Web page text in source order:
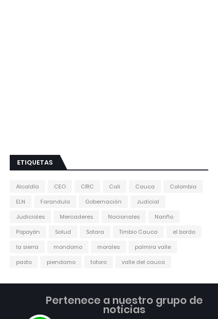
ETIQUETAS
Alcaldía CEO CRIC Cali Cauca
Colombia
ELN
Farandula Gobernación
Judicial
Judiciales
Mercaderes Nacionales
Nariño
Popayán
Salud Sotara Timbio Cauca
el bordo
la sierra
mondomo morales
palmira valle
pasto
piendamo totoro valle del cauca
Pertenece a nuestro grupo de
noticias